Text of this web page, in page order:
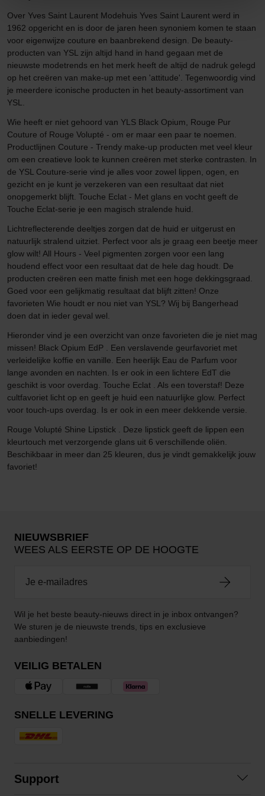
Over Yves Saint Laurent Modehuis Yves Saint Laurent werd in
1962 opgericht en is door de jaren heen synoniem komen te staan
voor eigenwijze couture en baanbrekend design. De beauty-
producten van YSL zijn altijd hand in hand gegaan met de
nieuwste modetrends en het merk heeft de altijd de nadruk gelegd
op het creëren van make-up met een 'attitude'. Tegenwoordig vind
je meerdere iconische producten in het beauty-assortiment van
YSL.
Wie heeft er niet gehoord van YLS Black Opium, Rouge Pur
Couture of Rouge Volupté - om er maar een paar te noemen.
Productlijnen Couture - Trendy make-up producten met veel kleur
om een creatieve look te kunnen creëren met sterke contrasten. In
de YSL Couture-serie vind je alles voor zowel lippen, ogen, en
gezicht en je kunt je verzekeren van een resultaat dat niet
onopgemerkt blijft. Touche Eclat - Met glans en vocht geeft de
Touche Eclat-serie je een magisch stralende huid.
Lichtreflecterende deeltjes zorgen dat de huid er uitgerust en
natuurlijk stralend uitziet. Perfect voor als je graag een beetje meer
glow wilt! All Hours - Veel pigmenten zorgen voor een lang
houdend effect voor een resultaat dat de hele dag houdt. De
producten creëren een matte finish met een hoge dekkingsgraad.
Goed voor een gelijkmatig resultaat dat blijft zitten! Onze
favorieten Wie houdt er nou niet van YSL? Wij bij Bangerhead
doen dat in ieder geval wel.
Hieronder vind je een overzicht van onze favorieten die je niet mag
missen! Black Opium EdP . Een verslavende geurfavoriet met
verleidelijke koffie en vanille. Een heerlijk Eau de Parfum voor
lange avonden en nachten. Is er ook in een lichtere EdT die
geschikt is voor overdag. Touche Eclat . Als een toverstaf! Deze
cultfavoriet licht op en geeft je huid een natuurlijke glow. Perfect
voor touch-ups overdag. Is er ook in een meer dekkende versie.
Rouge Volupté Shine Lipstick . Deze lipstick geeft de lippen een
kleurtouch met verzorgende glans uit 6 verschillende oliën.
Beschikbaar in meer dan 25 kleuren, dus je vindt gemakkelijk jouw
favoriet!
NIEUWSBRIEF
WEES ALS EERSTE OP DE HOOGTE
Wil je het beste beauty-nieuws direct in je inbox ontvangen?
We sturen je de nieuwste trends, tips en exclusieve
aanbiedingen!
VEILIG BETALEN
SNELLE LEVERING
Support